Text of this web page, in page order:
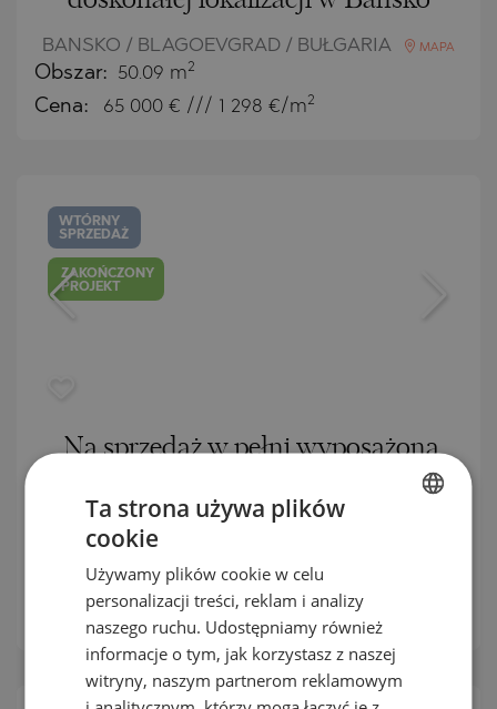
BANSKO / BLAGOEVGRAD / BUŁGARIA MAPA
Obszar: 50.09 m2
Cena: 65 000 € /// 1 298 €/m2
WTÓRNY
SPRZEDAŻ
ZAKOŃCZONY
PROJEKT
Na sprzedaż w pełni wyposażona
doskonałą lokalizacją w Bansko
Obszar: 277.71 m2
Cena: € ///
GERMAN
FRENCH
Ta strona używa plików
cookie
Używamy plików cookie w celu
personalizacji treści, reklam i analizy
naszego ruchu. Udostępniamy również
informacje o tym, jak korzystasz z naszej
witryny, naszym partnerom reklamowym